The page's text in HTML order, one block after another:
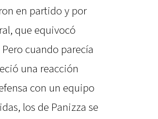
en partido y por
que equivocó
cuando parecía
una reacción
con un equipo
los de Panizza se